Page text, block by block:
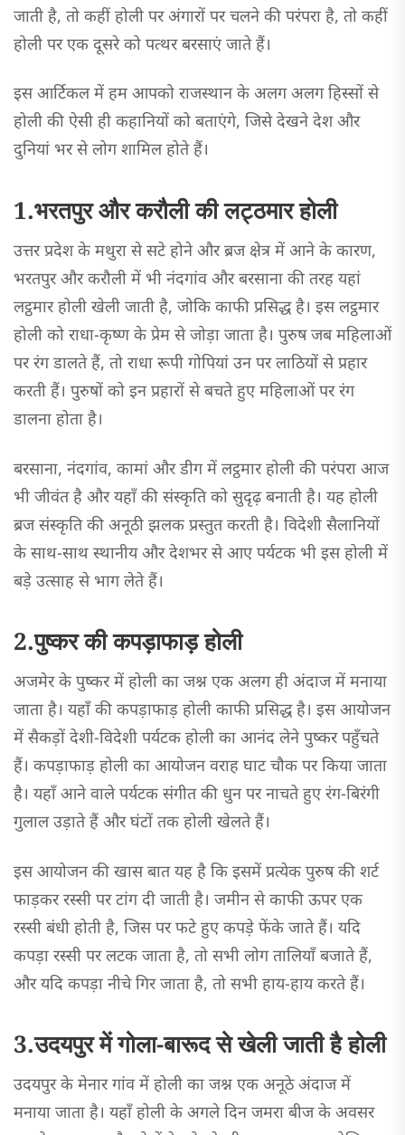
जाती है, तो कहीं होली पर अंगारों पर चलने की परंपरा है, तो कहीं
होली पर एक दूसरे को पत्थर बरसाएं जाते हैं।
इस आर्टिकल में हम आपको राजस्थान के अलग अलग हिस्सों से
होली की ऐसी ही कहानियों को बताएंगे, जिसे देखने देश और
दुनियां भर से लोग शामिल होते हैं।
1.भरतपुर और करौली की लट्ठमार होली
उत्तर प्रदेश के मथुरा से सटे होने और ब्रज क्षेत्र में आने के कारण,
भरतपुर और करौली में भी नंदगांव और बरसाना की तरह यहां
लट्ठमार होली खेली जाती है, जोकि काफी प्रसिद्ध है। इस लट्ठमार
होली को राधा-कृष्ण के प्रेम से जोड़ा जाता है। पुरुष जब महिलाओं
पर रंग डालते हैं, तो राधा रूपी गोपियां उन पर लाठियों से प्रहार
करती हैं। पुरुषों को इन प्रहारों से बचते हुए महिलाओं पर रंग
डालना होता है।
बरसाना, नंदगांव, कामां और डीग में लट्ठमार होली की परंपरा आज
भी जीवंत है और यहाँ की संस्कृति को सुदृढ़ बनाती है। यह होली
ब्रज संस्कृति की अनूठी झलक प्रस्तुत करती है। विदेशी सैलानियों
के साथ-साथ स्थानीय और देशभर से आए पर्यटक भी इस होली में
बड़े उत्साह से भाग लेते हैं।
2.पुष्कर की कपड़ाफाड़ होली
अजमेर के पुष्कर में होली का जश्न एक अलग ही अंदाज में मनाया
जाता है। यहाँ की कपड़ाफाड़ होली काफी प्रसिद्ध है। इस आयोजन
में सैकड़ों देशी-विदेशी पर्यटक होली का आनंद लेने पुष्कर पहुँचते
हैं। कपड़ाफाड़ होली का आयोजन वराह घाट चौक पर किया जाता
है। यहाँ आने वाले पर्यटक संगीत की धुन पर नाचते हुए रंग-बिरंगी
गुलाल उड़ाते हैं और घंटों तक होली खेलते हैं।
इस आयोजन की खास बात यह है कि इसमें प्रत्येक पुरुष की शर्ट
फाड़कर रस्सी पर टांग दी जाती है। जमीन से काफी ऊपर एक
रस्सी बंधी होती है, जिस पर फटे हुए कपड़े फेंके जाते हैं। यदि
कपड़ा रस्सी पर लटक जाता है, तो सभी लोग तालियाँ बजाते हैं,
और यदि कपड़ा नीचे गिर जाता है, तो सभी हाय-हाय करते हैं।
3.उदयपुर में गोला-बारूद से खेली जाती है होली
उदयपुर के मेनार गांव में होली का जश्न एक अनूठे अंदाज में
मनाया जाता है। यहाँ होली के अगले दिन जमरा बीज के अवसर